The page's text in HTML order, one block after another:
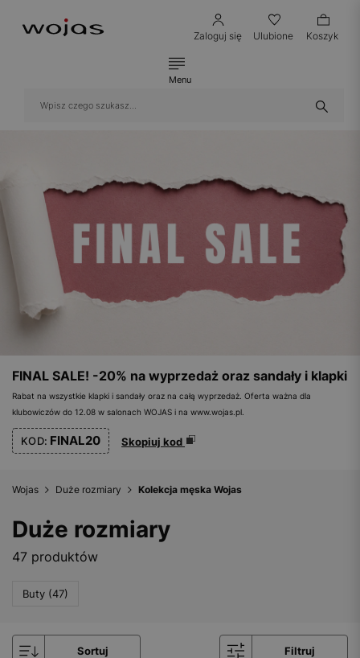
Zaloguj się Ulubione Koszyk
Menu
FINAL SALE! -20% na wyprzedaż oraz sandały i klapki
Rabat na wszystkie klapki i sandały oraz na całą wyprzedaż. Oferta ważna dla
klubowiczów do 12.08 w salonach WOJAS i na www.wojas.pl.
KOD: FINAL20 Skopiuj kod
Wojas Duże rozmiary Kolekcja męska Wojas
Duże rozmiary
47 produktów
Buty (47)
Sortuj Filtruj